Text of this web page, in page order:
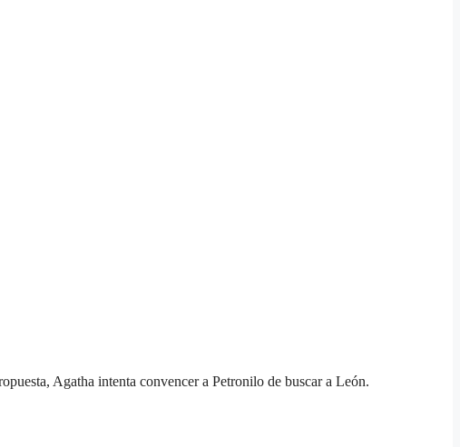
Agatha intenta convencer a Petronilo de buscar a León.